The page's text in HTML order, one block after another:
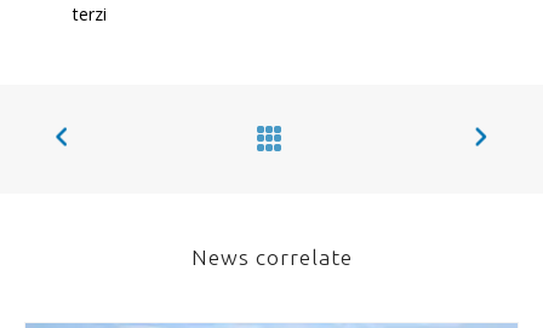
terzi
News correlate